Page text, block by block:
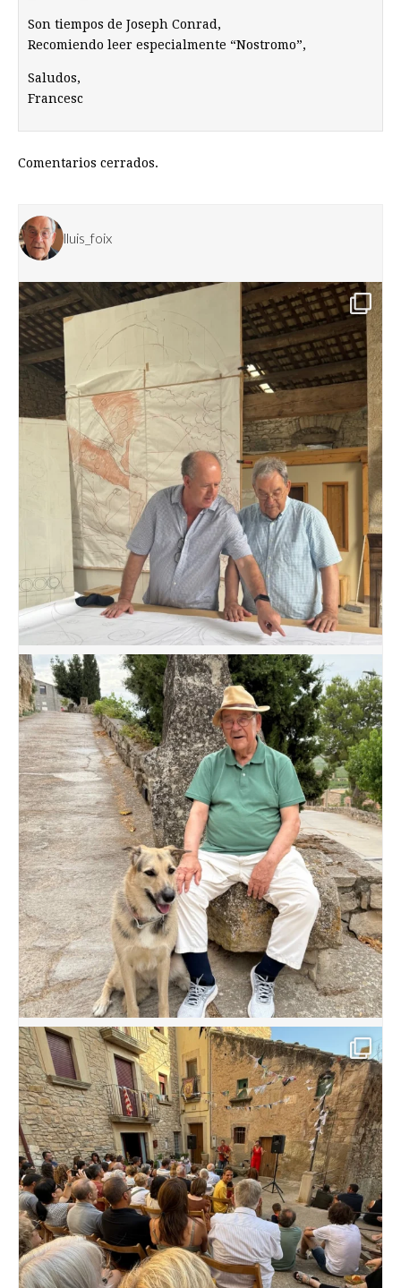
Son tiempos de Joseph Conrad,
Recomiendo leer especialmente “Nostromo”,
Saludos,
Francesc
Comentarios cerrados.
lluis_foix